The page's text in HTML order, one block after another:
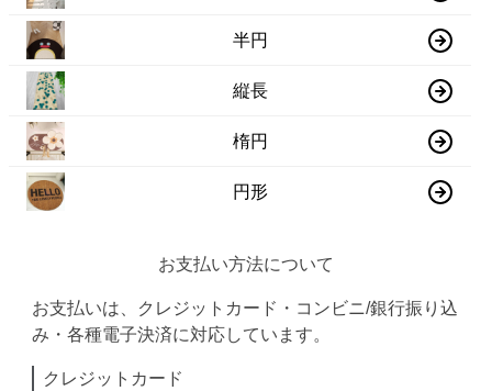
半円
縦長
楕円
円形
お支払い方法について
お支払いは、クレジットカード・コンビニ/銀行振り込
み・各種電子決済に対応しています。
クレジットカード